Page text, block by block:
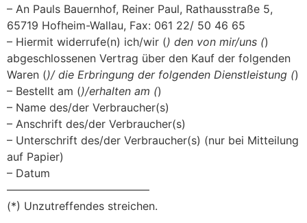
– An Pauls Bauernhof, Reiner Paul, Rathausstraße 5,
65719 Hofheim-Wallau, Fax: 061 22/ 50 46 65
– Hiermit widerrufe(n) ich/wir () den von mir/uns ()
abgeschlossenen Vertrag über den Kauf der folgenden
Waren ()/ die Erbringung der folgenden Dienstleistung ()
– Bestellt am ()/erhalten am ()
– Name des/der Verbraucher(s)
– Anschrift des/der Verbraucher(s)
– Unterschrift des/der Verbraucher(s) (nur bei Mitteilung
auf Papier)
– Datum
—————————————
(*) Unzutreffendes streichen.